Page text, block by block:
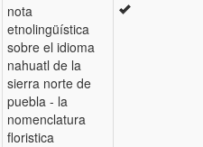
nota
etnolingüística
sobre el idioma
nahuatl de la
sierra norte de
puebla - la
nomenclatura
floristica